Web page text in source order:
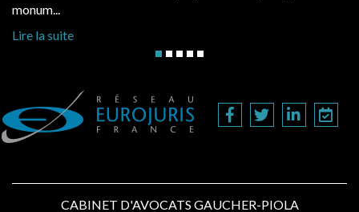
CABINET D'AVOCATS GAUCHER-PIOLA